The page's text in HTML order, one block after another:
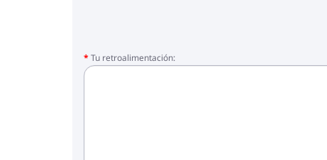
Tu retroalimentación: